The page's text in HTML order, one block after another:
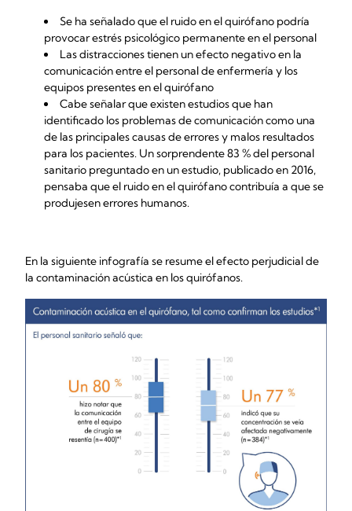
Se ha señalado que el ruido en el quirófano podría
provocar estrés psicológico permanente en el personal
Las distracciones tienen un efecto negativo en la
comunicación entre el personal de enfermería y los
equipos presentes en el quirófano
Cabe señalar que existen estudios que han
identificado los problemas de comunicación como una
de las principales causas de errores y malos resultados
para los pacientes. Un sorprendente 83 % del personal
sanitario preguntado en un estudio, publicado en 2016,
pensaba que el ruido en el quirófano contribuía a que se
produjesen errores humanos.
En la siguiente infografía se resume el efecto perjudicial de
la contaminación acústica en los quirófanos.